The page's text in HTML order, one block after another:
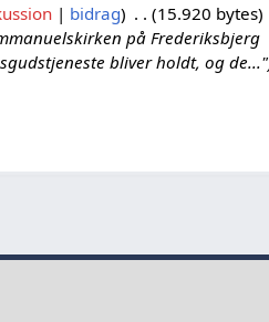
bidrag
15.920 bytes
på Frederiksbjerg
bliver holdt, og de..."